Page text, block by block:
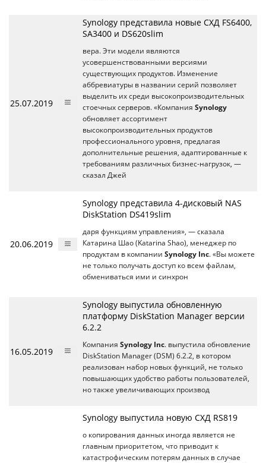
25.07.2019
Synology представила новые СХД FS6400,
SA3400 и DS620slim
вера. Эти модели являются
усовершенствованными версиями
существующих продуктов. Изменение
аббревиатуры в названии серий позволяет
выделить их среди высокопроизводительных
стоечных серверов. «Компания Synology
обновляет ассортимент
высокопроизводительных продуктов
профессионального уровня, предлагая
дополнительные решения, адаптированные к
требованиям различных бизнес-нагрузок, —
сказал Джей
20.06.2019
Synology представила 4-дисковый NAS
DiskStation DS419slim
даря функциям управления», — сказала
Катарина Шао (Katarina Shao), менеджер по
продуктам в компании Synology Inc. «Вы можете
не только получать доступ ко всем файлам,
обмениваться ими и синхрон
16.05.2019
Synology выпустила обновленную
платформу DiskStation Manager версии
6.2.2
Компания Synology Inc. выпустила обновление
DiskStation Manager (DSM) 6.2.2, в котором
реализован набор новых функций, не только
повышающих удобство работы пользователей,
но также увеличивающих производ
Synology выпустила новую СХД RS819
о копирования данных иногда является не
главным приоритетом, что приводит к
катастрофическим потерям данных в случае